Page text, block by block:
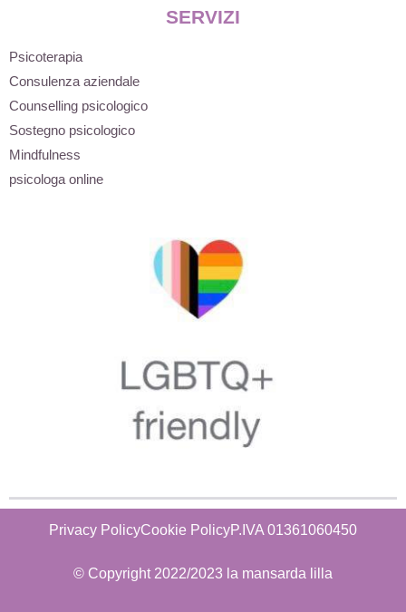
SERVIZI
Psicoterapia
Consulenza aziendale
Counselling psicologico
Sostegno psicologico
Mindfulness
psicologa online
Privacy PolicyCookie PolicyP.IVA 01361060450
© Copyright 2022/2023 la mansarda lilla